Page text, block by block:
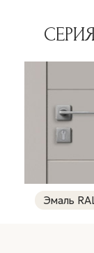
Эмаль